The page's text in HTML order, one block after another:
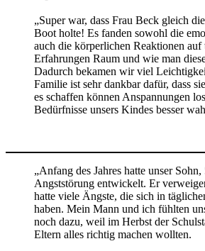
„Super war, dass Frau Beck gleich
Boot holte! Es fanden sowohl die
auch die körperlichen Reaktionen auf
Erfahrungen Raum und wie man
Dadurch bekamen wir viel
Familie ist sehr dankbar dafür, dass
es schaffen können Anspannungen
Bedürfnisse unsers Kindes besser
„Anfang des Jahres hatte unser
Angststörung entwickelt. Er
hatte viele Ängste, die sich in
haben. Mein Mann und ich fühlten
noch dazu, weil im Herbst der
Eltern alles richtig machen wollten.